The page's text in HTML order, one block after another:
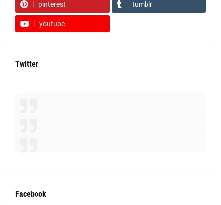
pinterest tumblr
youtube
Twitter
Facebook